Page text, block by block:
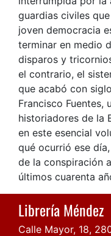
guardias civiles
joven democracia
terminar en medio
disparos y
el contrario, el
que acabó con
Francisco Fuentes,
historiadores de la
en este esencial
qué ocurrió ese
de la conspiración
últimos cuarenta
Librería Méndez
Calle Mayor, 18,